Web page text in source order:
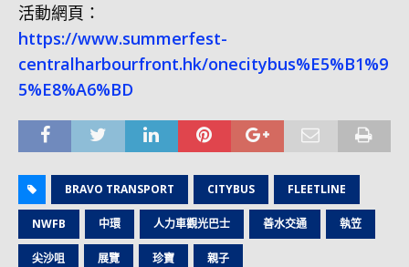
活動網頁：
https://www.summerfest-
centralharbourfront.hk/onecitybus%E5%B1%9
5%E8%A6%BD
BRAVO TRANSPORT CITYBUS FLEETLINE
NWFB 中環 人力車觀光巴士 善水交通 執笠
尖沙咀 展覽 珍寶 親子